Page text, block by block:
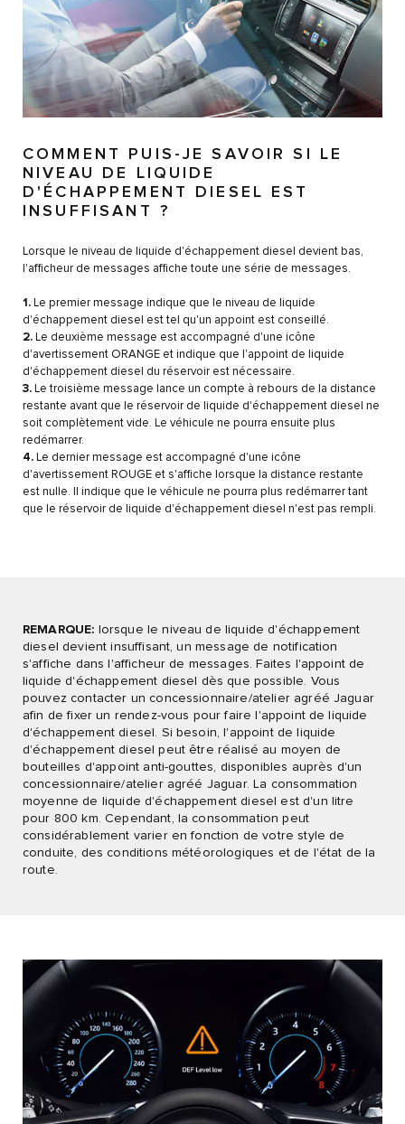
COMMENT PUIS-JE SAVOIR SI LE
NIVEAU DE LIQUIDE
D'ÉCHAPPEMENT DIESEL EST
INSUFFISANT ?
Lorsque le niveau de liquide d'échappement diesel devient bas,
l'afficheur de messages affiche toute une série de messages.
1.
Le premier message indique que le niveau de liquide
d'échappement diesel est tel qu'un appoint est conseillé.
2.
Le deuxième message est accompagné d'une icône
d'avertissement ORANGE et indique que l'appoint de liquide
d'échappement diesel du réservoir est nécessaire.
3.
Le troisième message lance un compte à rebours de la distance
restante avant que le réservoir de liquide d'échappement diesel ne
soit complètement vide. Le véhicule ne pourra ensuite plus
redémarrer.
4.
Le dernier message est accompagné d'une icône
d'avertissement ROUGE et s'affiche lorsque la distance restante
est nulle. Il indique que le véhicule ne pourra plus redémarrer tant
que le réservoir de liquide d'échappement diesel n'est pas rempli.
REMARQUE: lorsque le niveau de liquide d'échappement
diesel devient insuffisant, un message de notification
s'affiche dans l'afficheur de messages. Faites l'appoint de
liquide d'échappement diesel dès que possible. Vous
pouvez contacter un concessionnaire/atelier agréé Jaguar
afin de fixer un rendez-vous pour faire l'appoint de liquide
d'échappement diesel. Si besoin, l'appoint de liquide
d'échappement diesel peut être réalisé au moyen de
bouteilles d'appoint anti-gouttes, disponibles auprès d'un
concessionnaire/atelier agréé Jaguar. La consommation
moyenne de liquide d'échappement diesel est d'un litre
pour 800 km. Cependant, la consommation peut
considérablement varier en fonction de votre style de
conduite, des conditions météorologiques et de l'état de la
route.